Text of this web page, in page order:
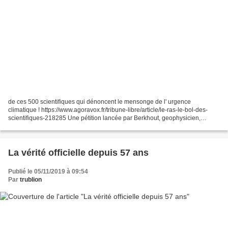
de ces 500 scientifiques qui dénoncent le mensonge de l' urgence
climatique ! https://www.agoravox.fr/tribune-libre/article/le-ras-le-bol-des-
scientifiques-218285 Une pétition lancée par Berkhout, geophysicien,
La vérité officielle depuis 57 ans
Publié le 05/11/2019 à 09:54
Par trublion